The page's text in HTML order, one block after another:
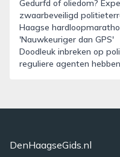
Gedurfd of oliedom?
zwaarbeveiligd
Haagse
'Nauwkeuriger dan GPS'
Doodleuk inbreken op
reguliere agenten
DenHaagseGids.nl